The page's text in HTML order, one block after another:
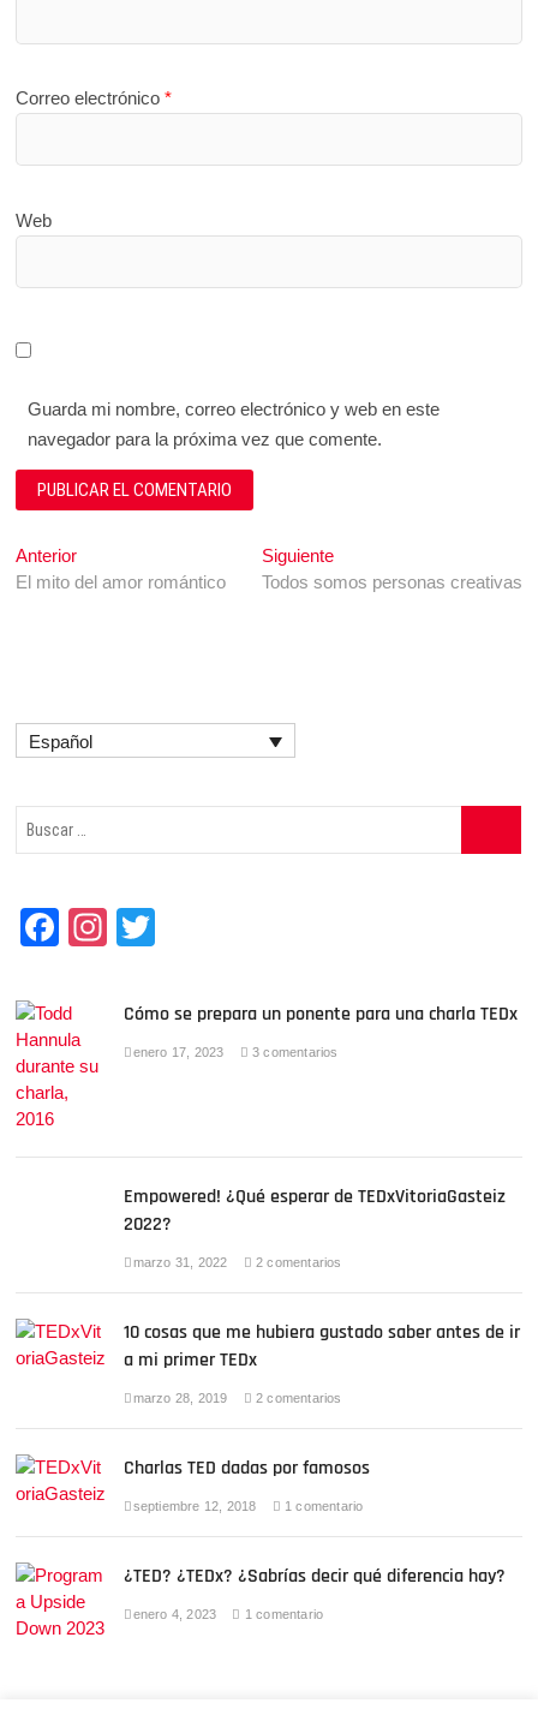
Correo electrónico*
Web
Guarda mi nombre, correo electrónico y web en este
navegador para la próxima vez que comente.
Navegación
de
AnteriorEntrada
anterior:
El mito del amor romántico
SiguienteEntrada
siguiente:
Todos somos personas creativas
Español
F
c
e
b
o
In
a
gr
tt
er
Cómo se prepara un ponente para una charla TEDx
enero 17, 2023 3 comentarios
Empowered! ¿Qué esperar de TEDxVitoriaGasteiz
2022?
marzo 31, 2022 2 comentarios
10 cosas que me hubiera gustado saber antes de ir
a mi primer TEDx
marzo 28, 2019 2 comentarios
Charlas TED dadas por famosos
septiembre 12, 2018 1 comentario
¿TED? ¿TEDx? ¿Sabrías decir qué diferencia hay?
enero 4, 2023 1 comentario